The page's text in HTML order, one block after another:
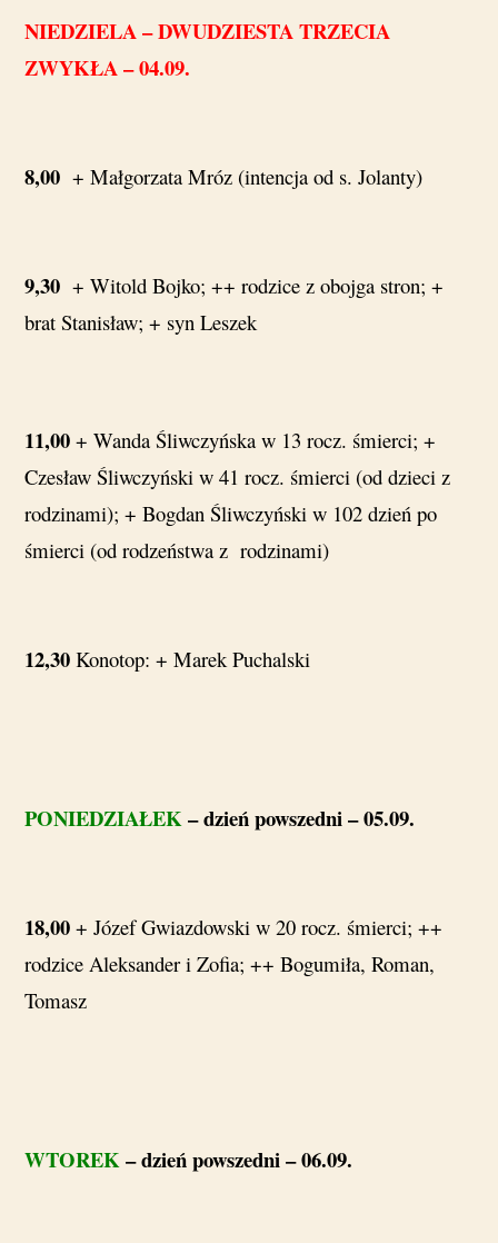
NIEDZIELA – DWUDZIESTA TRZECIA
ZWYKŁA – 04.09.
8,00 + Małgorzata Mróz (intencja od s. Jolanty)
9,30 + Witold Bojko; ++ rodzice z obojga stron; +
brat Stanisław; + syn Leszek
11,00 + Wanda Śliwczyńska w 13 rocz. śmierci; +
Czesław Śliwczyński w 41 rocz. śmierci (od dzieci z
rodzinami); + Bogdan Śliwczyński w 102 dzień po
śmierci (od rodzeństwa z rodzinami)
12,30 Konotop: + Marek Puchalski
PONIEDZIAŁEK– dzień powszedni – 05.09.
18,00 + Józef Gwiazdowski w 20 rocz. śmierci; ++
rodzice Aleksander i Zofia; ++ Bogumiła, Roman,
Tomasz
WTOREK– dzień powszedni – 06.09.